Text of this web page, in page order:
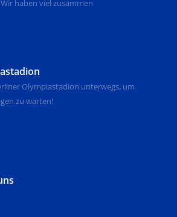
haben viel zusammen
Olympiastadion unterwegs, um
zu warten!